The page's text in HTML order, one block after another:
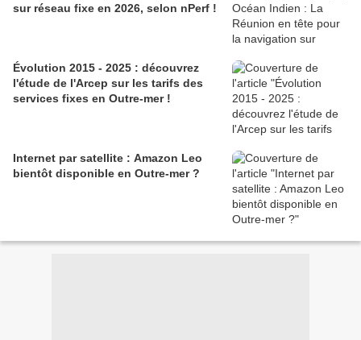
sur réseau fixe en 2026, selon nPerf !
Évolution 2015 - 2025 : découvrez
l'étude de l'Arcep sur les tarifs des
services fixes en Outre-mer !
Internet par satellite : Amazon Leo
bientôt disponible en Outre-mer ?